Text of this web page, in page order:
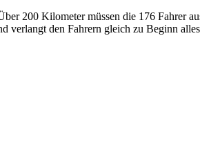
200 Kilometer müssen die 176 Fahrer
verlangt den Fahrern gleich zu Beginn